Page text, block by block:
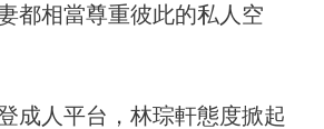
都相當尊重彼此的私人空
成人平台，林琮軒態度掀起